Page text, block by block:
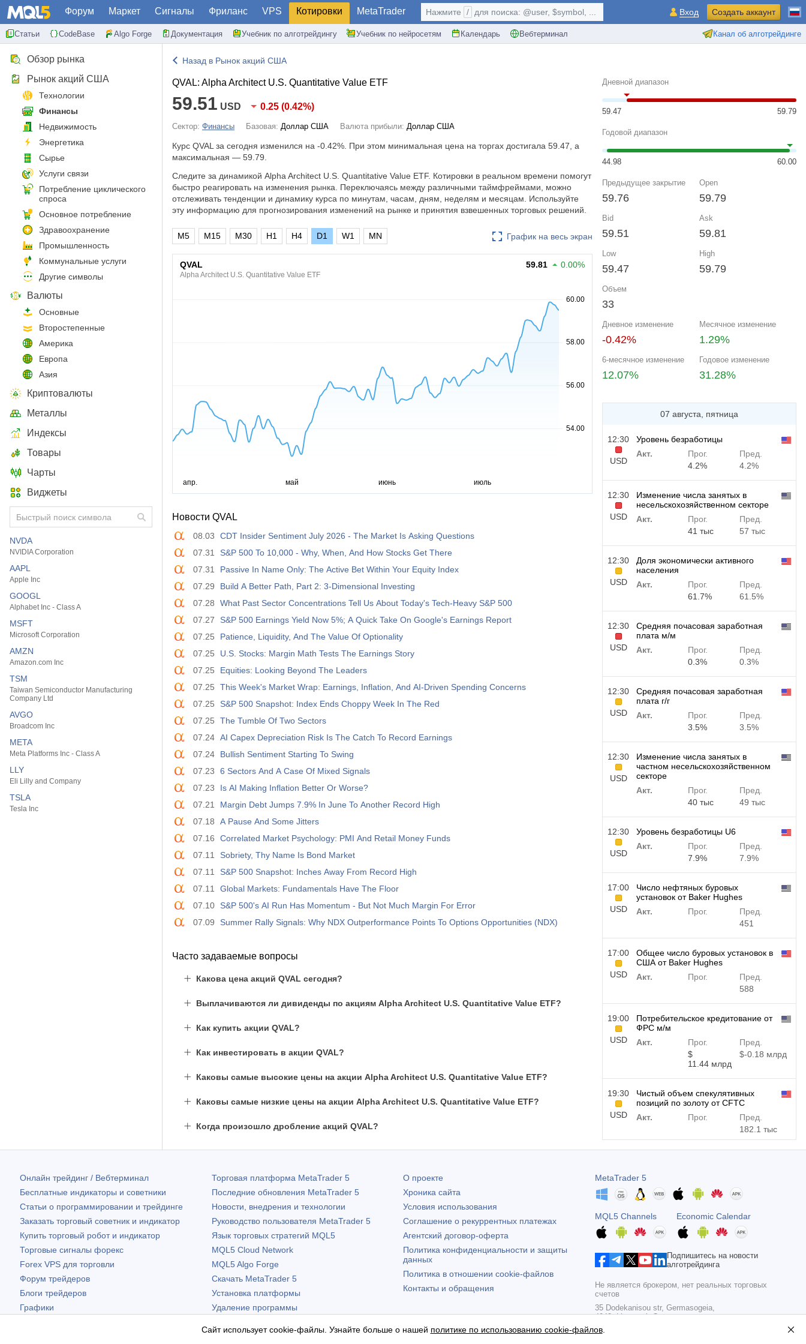
Форум Маркет Сигналы Фриланс VPS Котировки MetaTrader
Статьи CodeBase Algo Forge Документация Учебник по алготрейдингу Учебник по нейросетям Календарь Вебтерминал Канал об алготрейдинге
Нажмите / для поиска: @user, $symbol, ... Вход Создать аккаунт
Обзор рынка
Рынок акций США
Технологии
Финансы
Недвижимость
Энергетика
Сырье
Услуги связи
Потребление циклического
спроса
Основное потребление
Здравоохранение
Промышленность
Коммунальные услуги
Другие символы
Валюты
Основные
Второстепенные
Америка
Европа
Азия
Криптовалюты
Металлы
Индексы
Товары
Чарты
Виджеты
NVDA
NVIDIA Corporation
AAPL
Apple Inc
GOOGL
Alphabet Inc - Class A
MSFT
Microsoft Corporation
AMZN
Amazon.com Inc
TSM
Taiwan Semiconductor Manufacturing
Company Ltd
AVGO
Broadcom Inc
META
Meta Platforms Inc - Class A
LLY
Eli Lilly and Company
TSLA
Tesla Inc
Назад в Рынок акций США
QVAL: Alpha Architect U.S. Quantitative Value ETF
59.51 USD 0.25 (0.42%)
Сектор: Финансы Базовая: Доллар США Валюта прибыли: Доллар США
Курс QVAL за сегодня изменился на -0.42% . При этом минимальная цена на торгах достигала 59.47, а
максимальная — 59.79.
Следите за динамикой Alpha Architect U.S. Quantitative Value ETF. Котировки в реальном времени помогут
быстро реагировать на изменения рынка. Переключаясь между различными таймфреймами, можно
отслеживать тенденции и динамику курса по минутам, часам, дням, неделям и месяцам. Используйте
эту информацию для прогнозирования изменений на рынке и принятия взвешенных торговых решений.
График на весь экран
M5 M15 M30 H1 H4 D1 W1 MN
QVAL
Alpha Architect U.S. Quantitative Value ETF
59.81 0.00%
Новости QVAL
08.03
CDT Insider Sentiment July 2026 - The Market Is Asking Questions
07.31
S&P 500 To 10,000 - Why, When, And How Stocks Get There
07.31
Passive In Name Only: The Active Bet Within Your Equity Index
07.29
Build A Better Path, Part 2: 3-Dimensional Investing
07.28
What Past Sector Concentrations Tell Us About Today's Tech-Heavy S&P 500
07.27
S&P 500 Earnings Yield Now 5%; A Quick Take On Google's Earnings Report
07.25
Patience, Liquidity, And The Value Of Optionality
07.25
U.S. Stocks: Margin Math Tests The Earnings Story
07.25
Equities: Looking Beyond The Leaders
07.25
This Week's Market Wrap: Earnings, Inflation, And AI-Driven Spending Concerns
07.25
S&P 500 Snapshot: Index Ends Choppy Week In The Red
07.25
The Tumble Of Two Sectors
07.24 AI Capex Depreciation Risk Is The Catch To Record Earnings
07.24
Bullish Sentiment Starting To Swing
07.23
6 Sectors And A Case Of Mixed Signals
07.23
Is AI Making Inflation Better Or Worse?
07.21
Margin Debt Jumps 7.9% In June To Another Record High
07.18
A Pause And Some Jitters
07.16
Correlated Market Psychology: PMI And Retail Money Funds
07.11
Sobriety, Thy Name Is Bond Market
07.11
S&P 500 Snapshot: Inches Away From Record High
07.11
Global Markets: Fundamentals Have The Floor
07.10
S&P 500's AI Run Has Momentum - But Not Much Margin For Error
07.09
Summer Rally Signals: Why NDX Outperformance Points To Options Opportunities (NDX)
Часто задаваемые вопросы
Какова цена акций QVAL сегодня?
Выплачиваются ли дивиденды по акциям Alpha Architect U.S. Quantitative Value ETF?
Как купить акции QVAL?
Как инвестировать в акции QVAL?
Каковы самые высокие цены на акции Alpha Architect U.S. Quantitative Value ETF?
Каковы самые низкие цены на акции Alpha Architect U.S. Quantitative Value ETF?
Когда произошло дробление акций QVAL?
Дневной диапазон
59.47 59.79
Годовой диапазон
44.98 60.00
Предыдущее закрытие
59.76
Open
59.79
Bid
59.51
Ask
59.81
Low
59.47
High
59.79
Объем
33
Дневное изменение
-0.42%
Месячное изменение
1.29%
6-месячное изменение
12.07%
Годовое изменение
31.28%
07 августа, пятница
12:30
USD
Уровень безработицы
Акт.
Прог.
4.2%
Пред.
4.2%
12:30
USD
Изменение числа занятых в
несельскохозяйственном секторе
Акт.
Прог.
41 тыс
Пред.
57 тыс
12:30
USD
Доля экономически активного
населения
Акт.
Прог.
61.7%
Пред.
61.5%
12:30
USD
Средняя почасовая заработная
плата м/м
Акт.
Прог.
0.3%
Пред.
0.3%
12:30
USD
Средняя почасовая заработная
плата г/г
Акт.
Прог.
3.5%
Пред.
3.5%
12:30
USD
Изменение числа занятых в
частном несельскохозяйственном
секторе
Акт.
Прог.
40 тыс
Пред.
49 тыс
12:30
USD
Уровень безработицы U6
Акт.
Прог.
7.9%
Пред.
7.9%
17:00
USD
Число нефтяных буровых
установок от Baker Hughes
Акт.
Прог.
Пред.
451
17:00
USD
Общее число буровых установок в
США от Baker Hughes
Акт.
Прог.
Пред.
588
19:00
USD
Потребительское кредитование от
ФРС м/м
Акт.
Прог.
$​
11.44 млрд
Пред.
$​-0.18 млрд
19:30
USD
Чистый объем спекулятивных
позиций по золоту от CFTC
Акт.
Прог.
Пред.
182.1 тыс
USD
Акт.
120.1 тыс
19:30
Чистый объем спекулятивных
позиций по S&P 500 от CFTC
-17.2 тыс
19:30
USD
Чистый объем спекулятивных
Акт.
Прог.
Пред.
Онлайн трейдинг / Вебтерминал
Бесплатные индикаторы и советники
Статьи о программировании и трейдинге
Заказать торговый советник и индикатор
Купить торговый робот и индикатор
Торговые сигналы форекс
Forex VPS для торговли
Форум трейдеров
Блоги трейдеров
Графики
Торговая платформа MetaTrader 5
Последние обновления MetaTrader 5
Новости, внедрения и технологии
Руководство пользователя MetaTrader 5
Язык торговых стратегий MQL5
MQL5 Cloud Network
MQL5 Algo Forge
Скачать MetaTrader 5
Установка платформы
Удаление программы
О проекте
Хроника сайта
Условия использования
Соглашение о рекуррентных платежах
Агентский договор-оферта
Политика конфиденциальности и защиты
данных
Политика в отношении cookie-файлов
Контакты и обращения
MetaTrader 5
MQL5 Channels Economic Calendar
Подпишитесь на новости
алготрейдинга
Не является брокером, нет реальных торговых
счетов
35 Dodekanisou str, Germasogeia,
4043, Limassol, Cyprus
Copyright 2000-2026,
Сайт использует cookie-файлы. Узнайте больше о нашей политике по использованию cookie-файлов.